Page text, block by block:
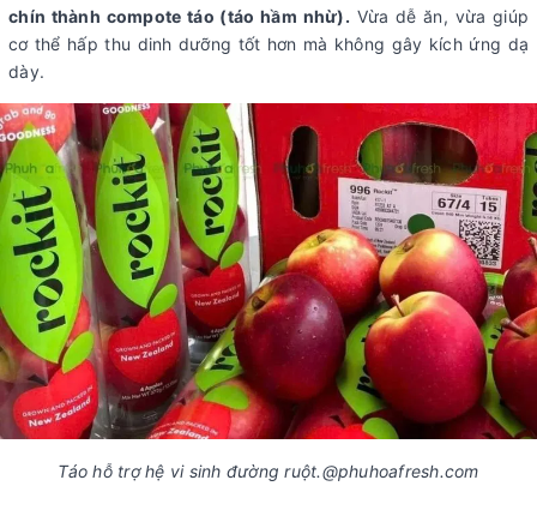
chín thành compote táo (táo hầm nhừ). Vừa dễ ăn, vừa giúp
cơ thể hấp thu dinh dưỡng tốt hơn mà không gây kích ứng dạ
dày.
Táo hỗ trợ hệ vi sinh đường ruột.@phuhoafresh.com